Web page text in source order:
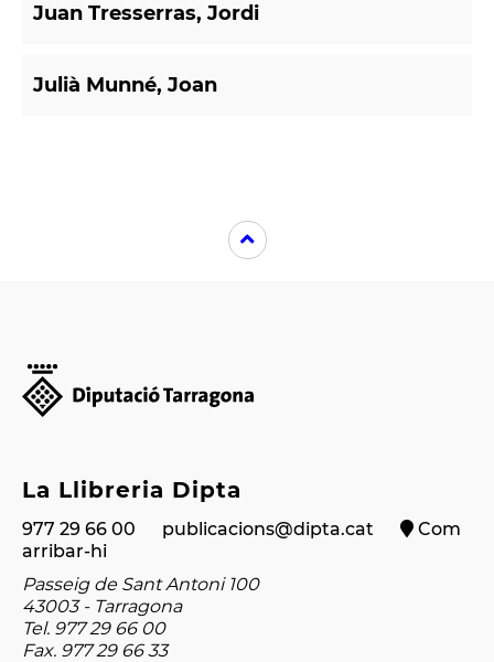
Juan Tresserras, Jordi
Julià Munné, Joan
La Llibreria Dipta
977 29 66 00 publicacions@dipta.cat
Com
arribar-hi
Passeig de Sant Antoni 100
43003 - Tarragona
Tel. 977 29 66 00
Fax. 977 29 66 33